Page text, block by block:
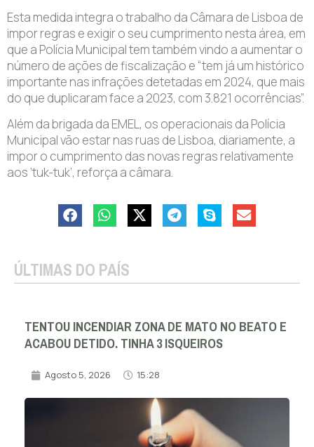
Esta medida integra o trabalho da Câmara de Lisboa de
impor regras e exigir o seu cumprimento nesta área, em
que a Polícia Municipal tem também vindo a aumentar o
número de ações de fiscalização e “tem já um histórico
importante nas infrações detetadas em 2024, que mais
do que duplicaram face a 2023, com 3.821 ocorrências”.
Além da brigada da EMEL, os operacionais da Polícia
Municipal vão estar nas ruas de Lisboa, diariamente, a
impor o cumprimento das novas regras relativamente
aos ‘tuk-tuk’, reforça a câmara.
ÚLTIMAS DO PAÍS
TENTOU INCENDIAR ZONA DE MATO NO BEATO E
ACABOU DETIDO. TINHA 3 ISQUEIROS
Agosto 5, 2026 15:28